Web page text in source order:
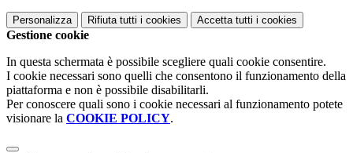
Personalizza Rifiuta tutti i cookies Accetta tutti i cookies
Gestione cookie
In questa schermata è possibile scegliere quali cookie consentire.
I cookie necessari sono quelli che consentono il funzionamento della
piattaforma e non è possibile disabilitarli.
Per conoscere quali sono i cookie necessari al funzionamento potete
visionare la COOKIE POLICY.